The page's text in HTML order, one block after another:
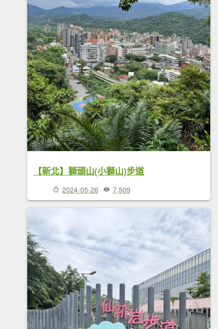
【新北】獅頭山(小獅山)步道
2024-05-26 7,509